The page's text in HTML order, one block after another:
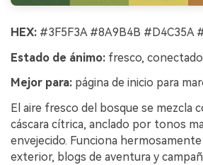
HEX: #3F5F3A #8A9B4B #D4C35A
Estado de ánimo: fresco,
Mejor para: página de inicio para
El aire fresco del bosque se mezcla
cáscara cítrica, anclado por tonos
envejecido. Funciona hermosamente
exterior, blogs de aventura y